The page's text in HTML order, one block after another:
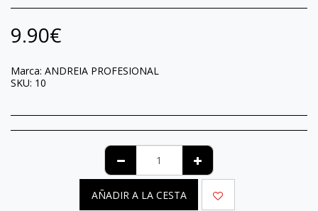
9.90€
Marca: ANDREIA PROFESIONAL
SKU: 10
AÑADIR A LA CESTA